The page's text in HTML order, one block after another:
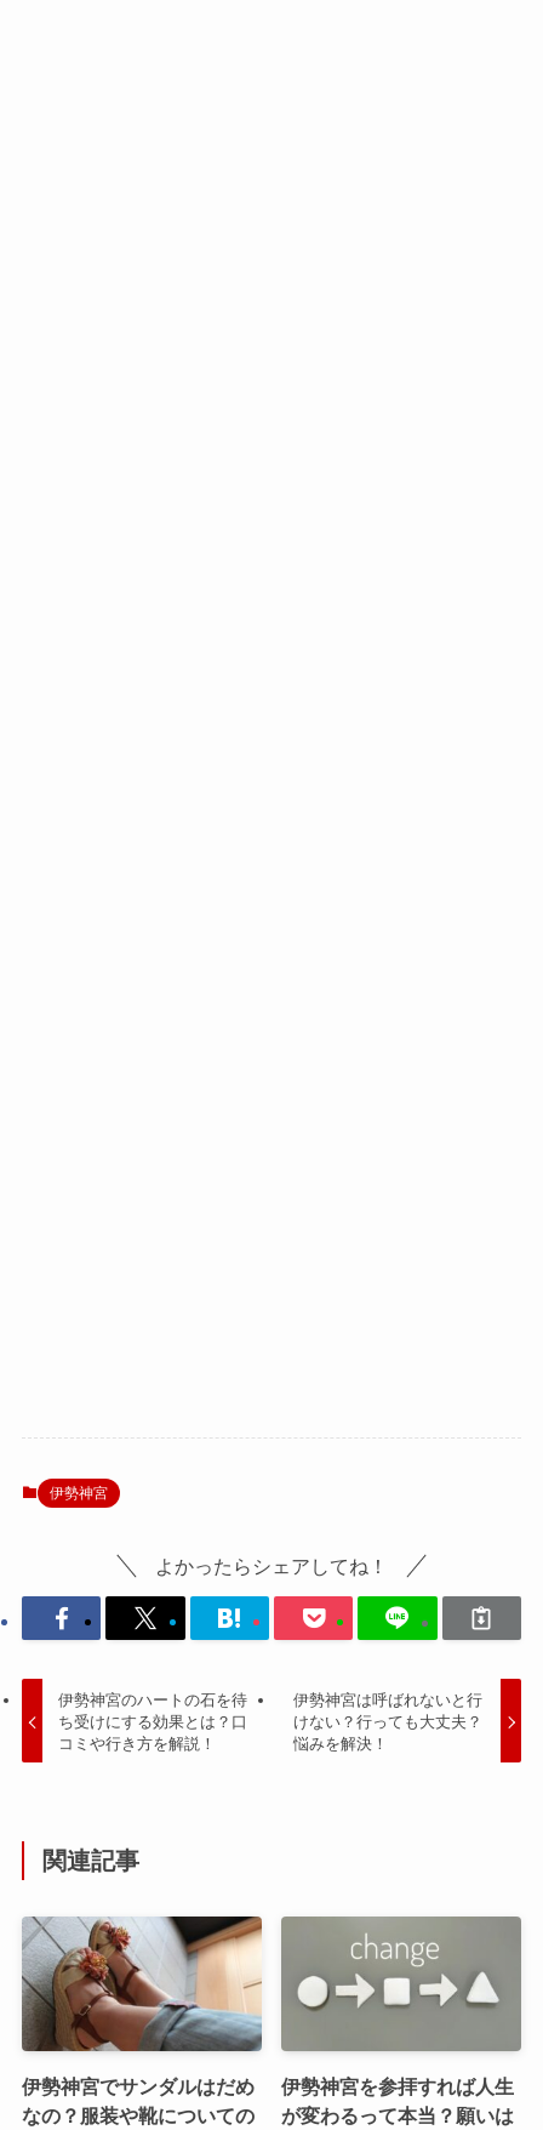
伊勢神宮
よかったらシェアしてね！
伊勢神宮のハートの石を待
ち受けにする効果とは？口
コミや行き方を解説！
伊勢神宮は呼ばれないと行
けない？行っても大丈夫？
悩みを解決！
関連記事
伊勢神宮でサンダルはだめ
なの？服装や靴についての
伊勢神宮を参拝すれば人生
が変わるって本当？願いは